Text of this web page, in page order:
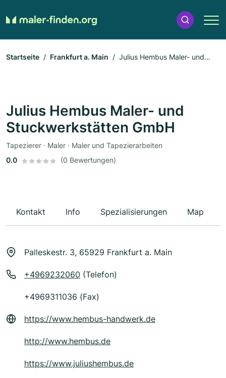
Startseite Frankfurt a. Main
Julius Hembus Maler- und
Julius Hembus Maler- und
Stuckwerkstätten GmbH
Tapezierer · Maler · Maler und Tapezierarbeiten
0.0
(0 Bewertungen)
Kontakt Info Spezialisierungen Map
Palleskestr. 3, 65929 Frankfurt a. Main
+4969232060 (Telefon)
+4969311036 (Fax)
https://www.hembus-handwerk.de
http://www.hembus.de
https://www.juliushembus.de